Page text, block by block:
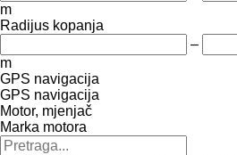
m
Radijus kopanja
–
m
GPS navigacija
GPS navigacija
Motor, mjenjač
Marka motora